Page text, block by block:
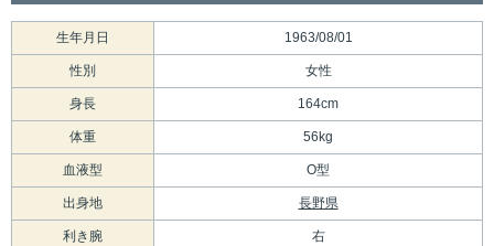
生年月日 1963/08/01
性別 女性
身長 164cm
体重 56kg
血液型 O型
出身地 長野県
利き腕 右